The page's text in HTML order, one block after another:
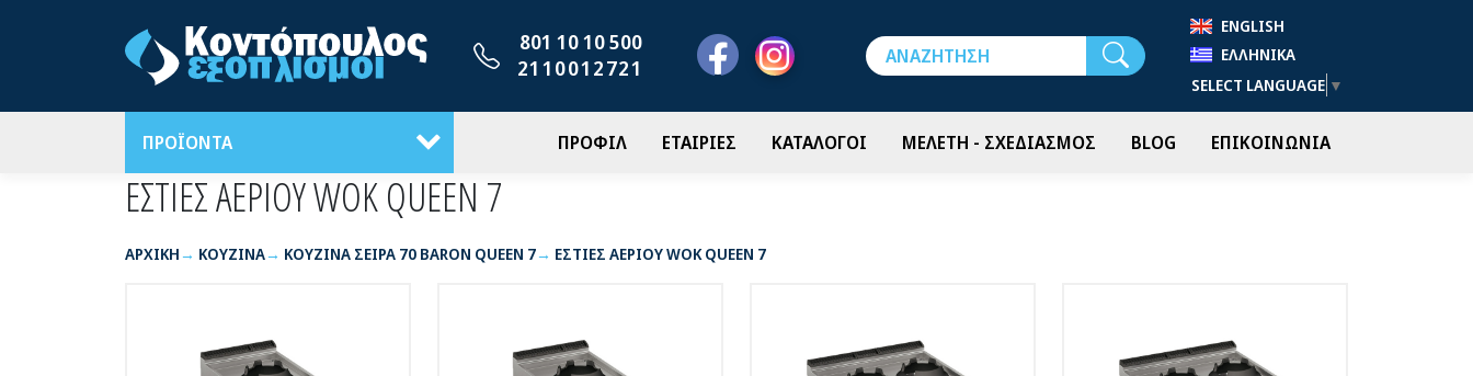
801 10 10 500
2110012721
ENGLISH
ΕΛΛΗΝΙΚΆ
SELECT LANGUAGE ▼
ΠΡΟΪΟΝΤΑ ΠΡΟΦΙΛ ΕΤΑΙΡΙΕΣ ΚΑΤΑΛΟΓΟΙ ΜΕΛΕΤΗ - ΣΧΕΔΙΑΣΜΟΣ BLOG ΕΠΙΚΟΙΝΩΝΙΑ
ΕΣΤΙΕΣ ΑΕΡΙΟΥ WOK QUEEN 7
ΑΡΧΙΚΉ ΚΟΥΖΙΝΑ ΚΟΥΖΙΝΑ ΣΕΙΡΑ 70 BARON QUEEN 7 ΕΣΤΙΕΣ ΑΕΡΙΟΥ WOK QUEEN 7